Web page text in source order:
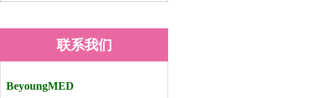
联系我们
BeyoungMED